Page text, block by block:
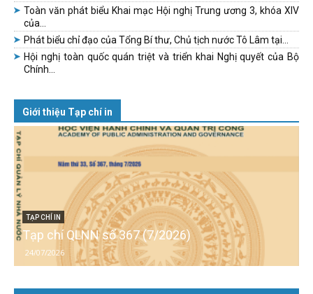
Toàn văn phát biểu Khai mạc Hội nghị Trung ương 3, khóa XIV
của...
Phát biểu chỉ đạo của Tổng Bí thư, Chủ tịch nước Tô Lâm tại...
Hội nghị toàn quốc quán triệt và triển khai Nghị quyết của Bộ
Chính...
Giới thiệu Tạp chí in
TẠP CHÍ IN
Tạp chí QLNN số 367 (7/2026)
24/07/2026